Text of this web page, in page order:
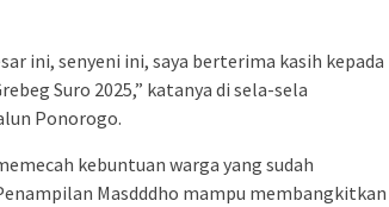
ini, senyeni ini, saya berterima kasih kepada
Suro 2025,” katanya di sela-sela
Ponorogo.
kebuntuan warga yang sudah
Masdddho mampu membangkitkan